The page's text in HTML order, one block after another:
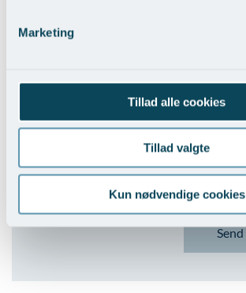
Marketing
Tillad alle cookies
Tillad valgte
Kun nødvendige cookies